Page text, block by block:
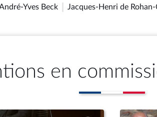
Yves Beck Jacques-Henri de
en